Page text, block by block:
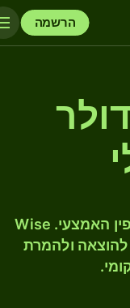
הרשמה
המירו EUR ל- AUD לפי שער החליפין האמצעי. Wise
ולהמרת